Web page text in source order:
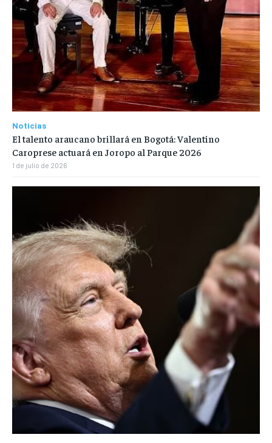
Noticias
El talento araucano brillará en Bogotá: Valentino
Caroprese actuará en Joropo al Parque 2026
1 de julio de 2026